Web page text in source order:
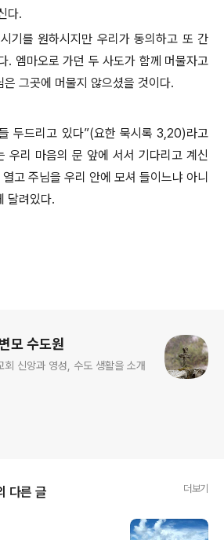
다.
기를 원하시지만 우리가 동의하고 또 간
. 엠마오로 가던 두 사도가 함께 머물자고
그곳에 머물지 않으셨을 것이다.
두드리고 있다”(요한 묵시록 3,20)라고
우리 마음의 문 앞에 서서 기다리고 계신
고 주님을 우리 안에 모셔 들이느냐 아니
달려있다.
모 수도원
회 신앙과 영성, 수도 생활을 소개
다른 글 더보기